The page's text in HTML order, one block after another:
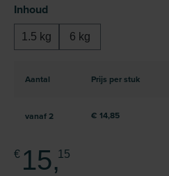
Aantal Prijs per stuk
vanaf2 € 14,85
€ 15,15
Selecteer
Inhoud
1.5 kg 6 kg